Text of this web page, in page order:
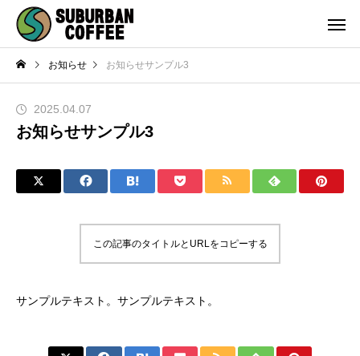
お知らせ お知らせサンプル3
お知らせサンプル3
2025.04.07
この記事のタイトルとURLをコピーする
サンプルテキスト。サンプルテキスト。